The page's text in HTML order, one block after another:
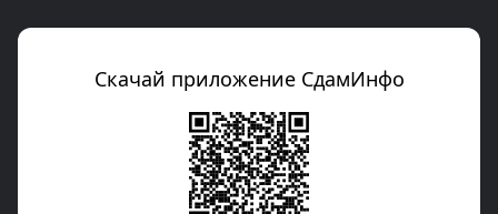
Скачай приложение СдамИнфо